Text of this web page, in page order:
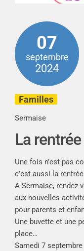
07
septembre
2024
Familles
Sermaise
La
Une fois n’est pas
c’est aussi la
A Sermaise,
aux nouvelles
pour parents et
Une buvette et une
place…
Samedi 7 septembre